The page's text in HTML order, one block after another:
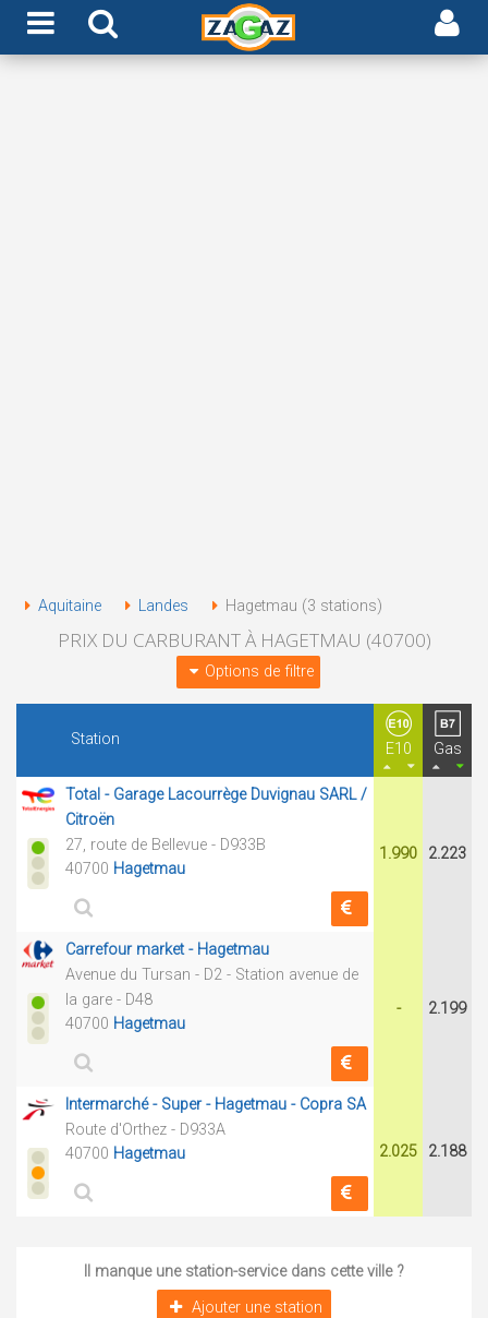
Aquitaine Landes Hagetmau (3 stations)
PRIX DU CARBURANT À HAGETMAU (40700)
Options de filtre
Station
E10 Gas
Total - Garage Lacourrège Duvignau SARL /
Citroën
27, route de Bellevue - D933B
40700 Hagetmau
1.990 2.223
Carrefour market - Hagetmau
Avenue du Tursan - D2 - Station avenue de
la gare - D48
40700 Hagetmau
- 2.199
Intermarché - Super - Hagetmau - Copra SA
Route d'Orthez - D933A
40700 Hagetmau 2.025 2.188
Il manque une station-service dans cette ville ?
Ajouter une station